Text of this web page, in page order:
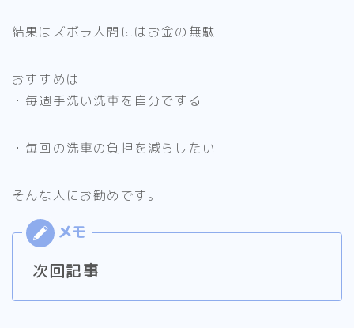
結果はズボラ人間にはお金の無駄
おすすめは
・毎週手洗い洗車を自分でする
・毎回の洗車の負担を減らしたい
そんな人にお勧めです。
次回記事